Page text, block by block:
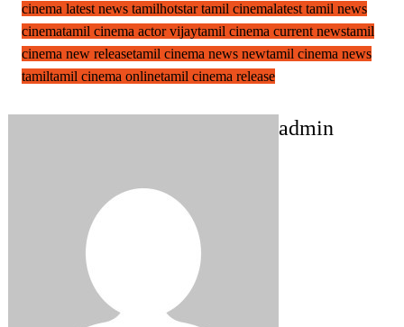
cinema latest news tamilhotstar tamil cinemalatest tamil news
cinematamil cinema actor vijaytamil cinema current newstamil
cinema new releasetamil cinema news newtamil cinema news
tamiltamil cinema onlinetamil cinema release
admin